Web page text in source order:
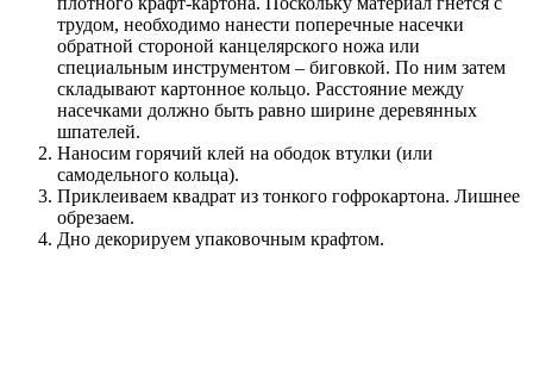
трудом, необходимо нанести поперечные насечки
обратной стороной канцелярского ножа или
специальным инструментом – биговкой. По ним затем
складывают картонное кольцо. Расстояние между
насечками должно быть равно ширине деревянных
шпателей.
Наносим горячий клей на ободок втулки (или
самодельного кольца).
Приклеиваем квадрат из тонкого гофрокартона. Лишнее
обрезаем.
Дно декорируем упаковочным крафтом.